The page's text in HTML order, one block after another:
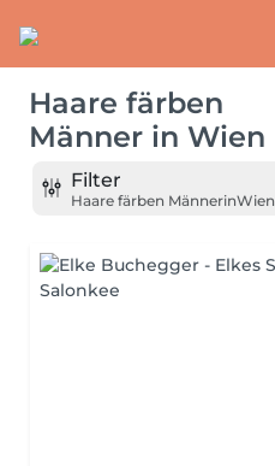
Haare färben
Männer in Wien
Filter
Haare färben MännerinWien